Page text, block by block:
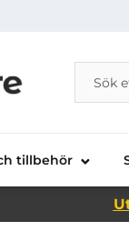
Telecom
Sök
Sök på
tillbehör